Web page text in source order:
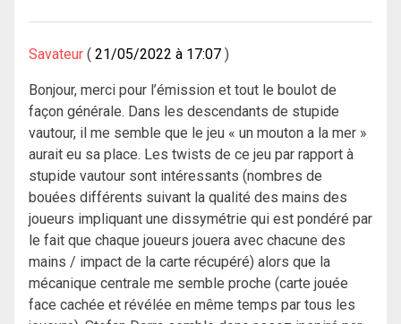
Savateur 21/05/2022 à 17:07
Bonjour, merci pour l’émission et tout le boulot de
façon générale. Dans les descendants de stupide
vautour, il me semble que le jeu « un mouton a la mer »
aurait eu sa place. Les twists de ce jeu par rapport à
stupide vautour sont intéressants (nombres de
bouées différents suivant la qualité des mains des
joueurs impliquant une dissymétrie qui est pondéré par
le fait que chaque joueurs jouera avec chacune des
mains / impact de la carte récupéré) alors que la
mécanique centrale me semble proche (carte jouée
face cachée et révélée en même temps par tous les